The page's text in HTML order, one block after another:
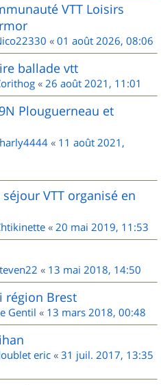
VTT Loisirs
« 01 août 2026, 08:06
ballade vtt
« 26 août 2021, 11:01
Plouguerneau et
« 11 août 2021,
séjour VTT organisé en
« 20 mai 2019, 11:53
« 13 mai 2018, 14:50
région Brest
Gentil « 13 mars 2018, 00:48
eric« 31 juil. 2017, 13:35